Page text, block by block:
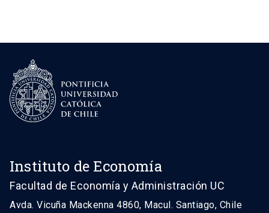
Instituto de Economía
Facultad de Economía y Administración UC
Avda. Vicuña Mackenna 4860, Macul. Santiago, Chile